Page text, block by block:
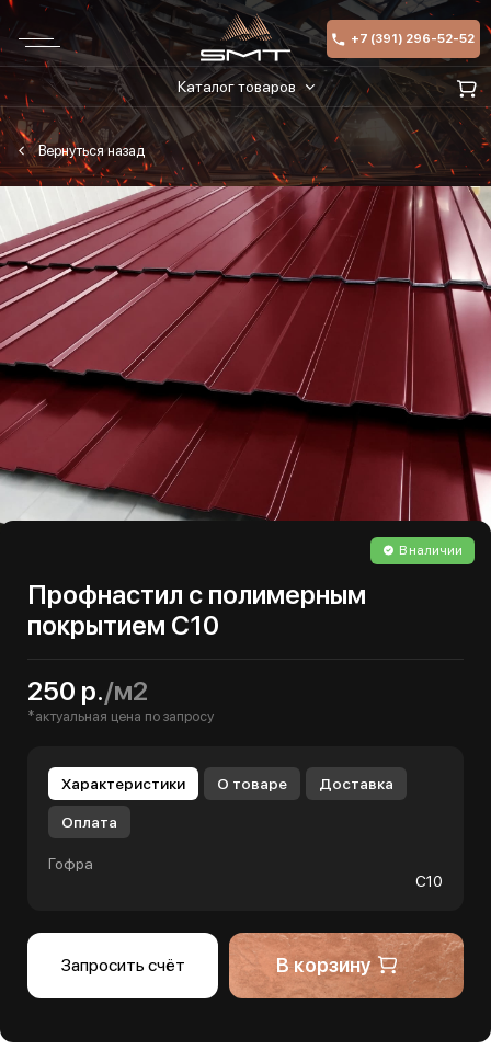
+7 (391) 296-52-52
Каталог товаров
В наличии
Профнастил с полимерным
покрытием С10
250 р./м2
*актуальная цена по запросу
Характеристики О товаре Доставка
Оплата
Гофра
С10
Запросить счёт В корзину